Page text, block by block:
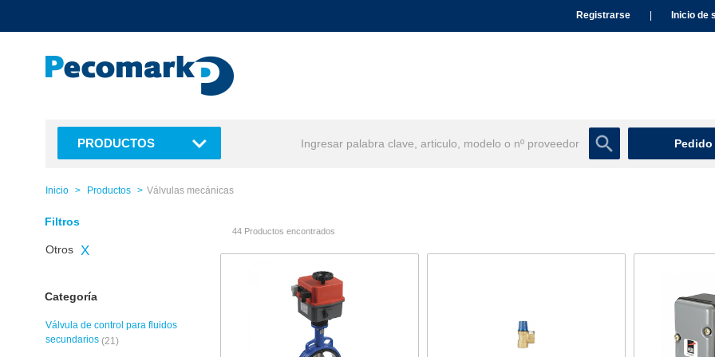
Registrarse Inicio de
PRODUCTOS
Inicio Productos Válvulas mecánicas
Filtros
Otros X
Categoría
Válvula de control para fluidos
secundarios (21)
44 Productos encontrados